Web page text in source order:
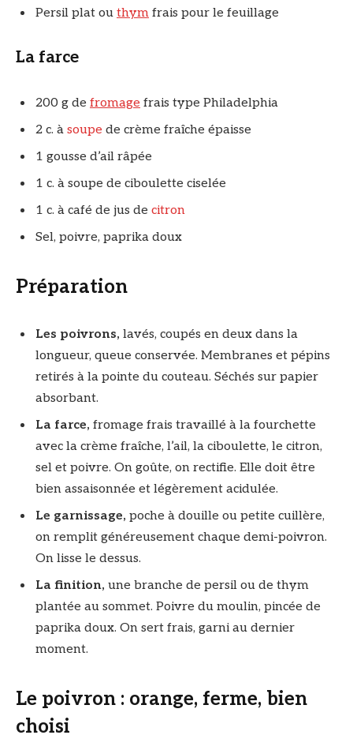
Persil plat ou thym frais pour le feuillage
La farce
200 g de fromage frais type Philadelphia
2 c. à soupe de crème fraîche épaisse
1 gousse d’ail râpée
1 c. à soupe de ciboulette ciselée
1 c. à café de jus de citron
Sel, poivre, paprika doux
Préparation
Les poivrons, lavés, coupés en deux dans la
longueur, queue conservée. Membranes et pépins
retirés à la pointe du couteau. Séchés sur papier
absorbant.
La farce, fromage frais travaillé à la fourchette
avec la crème fraîche, l’ail, la ciboulette, le citron,
sel et poivre. On goûte, on rectifie. Elle doit être
bien assaisonnée et légèrement acidulée.
Le garnissage, poche à douille ou petite cuillère,
on remplit généreusement chaque demi-poivron.
On lisse le dessus.
La finition, une branche de persil ou de thym
plantée au sommet. Poivre du moulin, pincée de
paprika doux. On sert frais, garni au dernier
moment.
Le poivron : orange, ferme, bien
choisi